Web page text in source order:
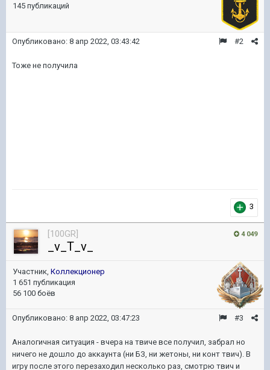
145 публикаций
#2
Опубликовано: 8 апр 2022, 03:43:42
Тоже не получила
3
4 049
[100GR]
_v_T_v_
Участник, Коллекционер
1 651 публикация
56 100 боёв
#3
Опубликовано: 8 апр 2022, 03:47:23
Аналогичная ситуация - вчера на твиче все получил, забрал но
ничего не дошло до аккаунта (ни БЗ, ни жетоны, ни конт твич). В
игру после этого перезаходил несколько раз, смотрю твич и